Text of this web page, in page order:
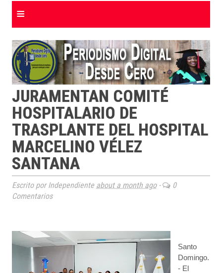
≡
JURAMENTAN COMITÉ
HOSPITALARIO DE
TRASPLANTE DEL HOSPITAL
MARCELINO VÉLEZ
SANTANA
Escrito por Independiente about a month ago-
0
Comentarios
Santo
Domingo.
- El